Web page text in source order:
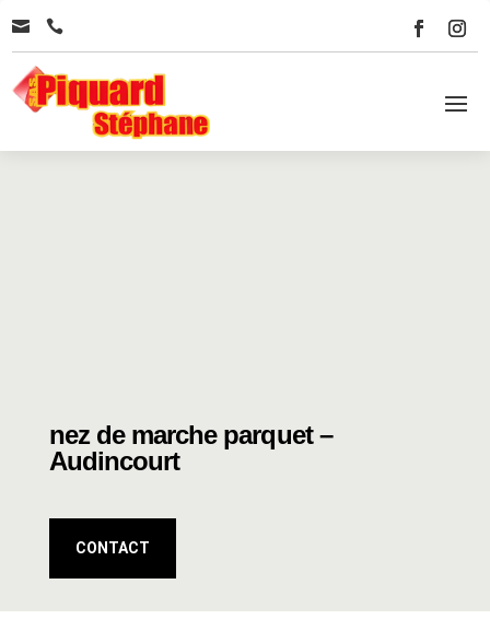
 
nez de marche parquet –
Audincourt
CONTACT